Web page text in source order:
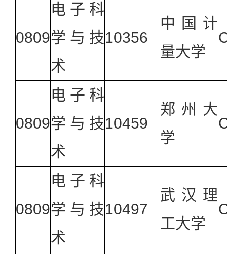
0809
电子科
学与技
术
10356
中国计
量大学
0809
电子科
学与技
术
10459
郑州大
学
0809
电子科
学与技
术
10497
武汉理
工大学